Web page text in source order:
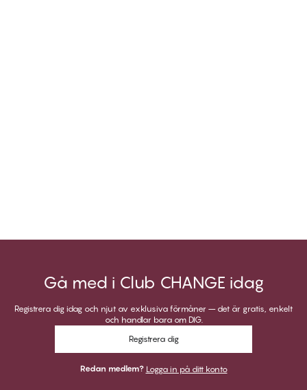
Gå med i Club CHANGE idag
Registrera dig idag och njut av exklusiva förmåner – det är gratis, enkelt
och handlar bara om DIG.
Registrera dig
Redan medlem? Logga in på ditt konto